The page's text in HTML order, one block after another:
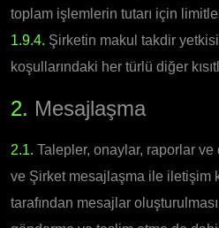
toplam işlemlerin tutarı için
1.9.4. Şirketin makul takdir
koşullarındaki her türlü diğer
2. Mesajlaşma
2.1. Talepler, onaylar, raporlar ve
ve Şirket mesajlaşma ile iletişim
tarafından mesajlar